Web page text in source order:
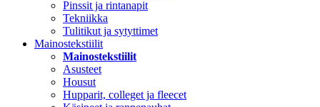
Pinssit ja rintanapit
Tekniikka
Tulitikut ja sytyttimet
Mainostekstiilit
Mainostekstiilit
Asusteet
Housut
Hupparit, colleget ja fleecet